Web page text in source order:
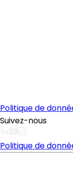
Politique de
Suivez-nous
Politique de